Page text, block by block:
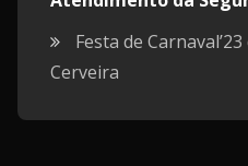
Festa de
Cerveira